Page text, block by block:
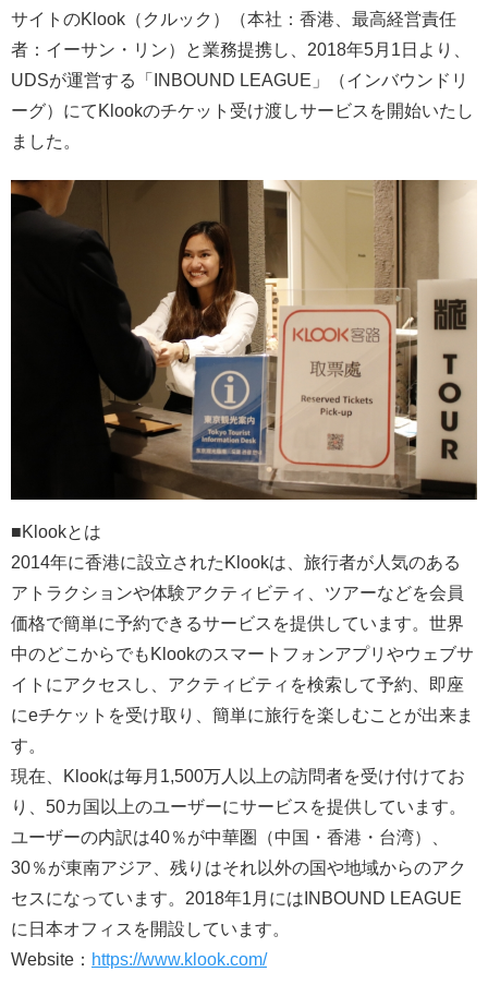
サイトのKlook（クルック）（本社：香港、最高経営責任
者：イーサン・リン）と業務提携し、2018年5月1日より、
UDSが運営する「INBOUND LEAGUE」（インバウンドリ
ーグ）にてKlookのチケット受け渡しサービスを開始いたし
ました。
■Klookとは
2014年に香港に設立されたKlookは、旅行者が人気のある
アトラクションや体験アクティビティ、ツアーなどを会員
価格で簡単に予約できるサービスを提供しています。世界
中のどこからでもKlookのスマートフォンアプリやウェブサ
イトにアクセスし、アクティビティを検索して予約、即座
にeチケットを受け取り、簡単に旅行を楽しむことが出来ま
す。
現在、Klookは毎月1,500万人以上の訪問者を受け付けてお
り、50カ国以上のユーザーにサービスを提供しています。
ユーザーの内訳は40％が中華圏（中国・香港・台湾）、
30％が東南アジア、残りはそれ以外の国や地域からのアク
セスになっています。2018年1月にはINBOUND LEAGUE
に日本オフィスを開設しています。
Website： https://www.klook.com/